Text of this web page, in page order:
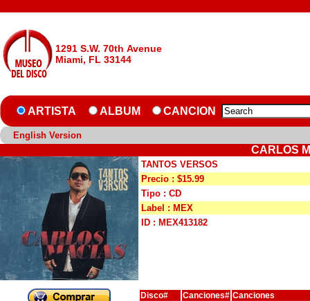
1291 S.W. 70th Avenue
Miami, FL 33144
ARTISTA ALBUM CANCION
English Version
CARLOS
TANTOS VERSOS
Precio : $15.99
Tipo : CD
Label : MEX
ID : MEX413182
Disco# Canciones# Canciones